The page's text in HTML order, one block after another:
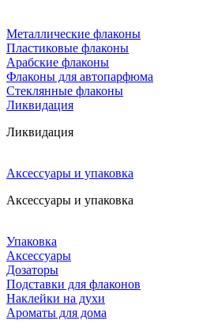
Металлические флаконы
Пластиковые флаконы
Арабские флаконы
Флаконы для автопарфюма
Стеклянные флаконы
Ликвидация
Ликвидация
Аксессуары и упаковка
Аксессуары и упаковка
Упаковка
Аксессуары
Дозаторы
Подставки для флаконов
Наклейки на духи
Ароматы для дома